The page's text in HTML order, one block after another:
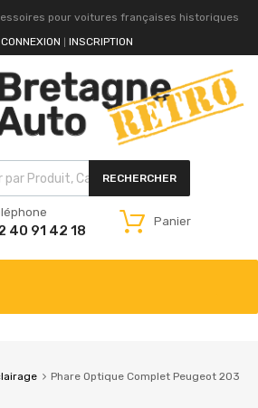
pour voitures françaises historiques
CONNEXION
INSCRIPTION
RECHERCHER
40 91 42 18
Panier
Phare Optique Complet Peugeot 203